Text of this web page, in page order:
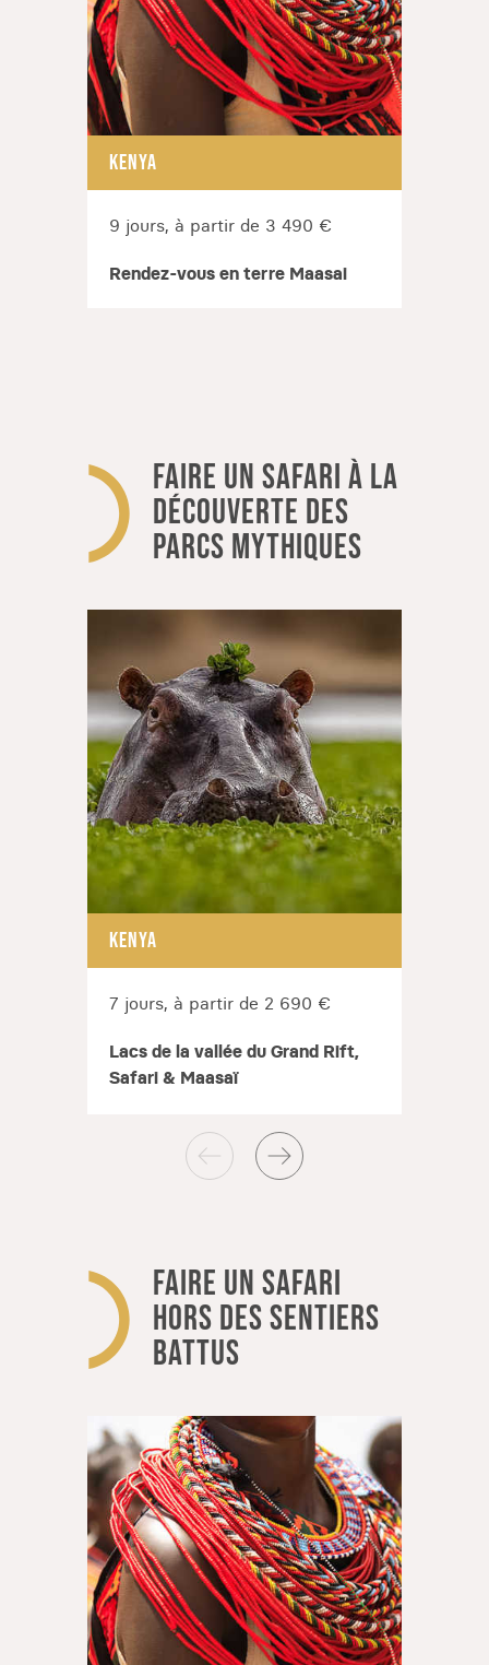
KENYA
9 jours, à partir de 3 490 €
Rendez-vous en terre Maasai
FAIRE UN SAFARI À LA
DÉCOUVERTE DES
PARCS MYTHIQUES
KENYA
7 jours, à partir de 2 690 €
Lacs de la vallée du Grand Rift,
Safari & Maasaï
FAIRE UN SAFARI
HORS DES SENTIERS
BATTUS